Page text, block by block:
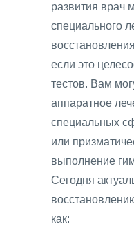
развития врач
специального
если это
тестов. Вам
аппаратное
специальных
или
выполнение
Сегодня
как: